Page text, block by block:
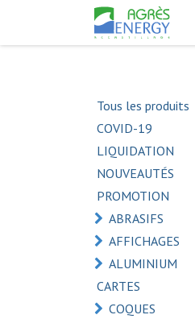
Tous les produits
COVID-19
LIQUIDATION
NOUVEAUTÉS
PROMOTION
ABRASIFS
AFFICHAGES
ALUMINIUM
CARTES
COQUES